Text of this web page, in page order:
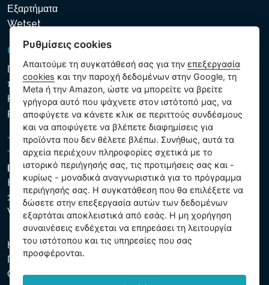
Εξαρτήματα
Wetset
GDPR και Cookies
Πολιτική προστασίας προσωπικών και λοιπών δεδομένων
που υποβάλλονται σε επεξεργασία
Κανόνες χρήσης των αρχείων cookie
Ρυθμίσεις cookies
Intex Trading, s.r.o.
Hradecká 2526/3
130 00 Praha 3
Vinohrady - Česká republika
Η εταιρεία είναι εγγεγραμμένη στο Δημοτικό Δικαστήριο της
Πράγας, μέρος C, αύξ. αριθ. 74759. ΑΜΕ 26150808, ΑΦΜ
CZ26150808.
Ρυθμίσεις cookies
Απαιτούμε τη συγκατάθεσή σας για τηνεπεξεργασία
cookies και την παροχή δεδομένων στην Google, τη
Meta ή την Amazon, ώστε να μπορείτε να βρείτε
γρήγορα αυτό που ψάχνετε στον ιστότοπό μας, να
αποφύγετε να κάνετε κλικ σε περιττούς συνδέσμους
και να αποφύγετε να βλέπετε διαφημίσεις για
προϊόντα που δεν θέλετε βλέπω. Συνήθως, αυτά τα
αρχεία περιέχουν πληροφορίες σχετικά με το
ιστορικό περιήγησής σας, τις προτιμήσεις σας και -
κυρίως - μοναδικά αναγνωριστικά για το πρόγραμμα
περιήγησής σας. Η συγκατάθεση που θα επιλέξετε να
δώσετε στην επεξεργασία αυτών των δεδομένων
εξαρτάται αποκλειστικά από εσάς. Η μη χορήγηση
συναινέσεις ενδέχεται να επηρεάσει τη λειτουργία
του ιστότοπου και τις υπηρεσίες που σας
προσφέρονται.